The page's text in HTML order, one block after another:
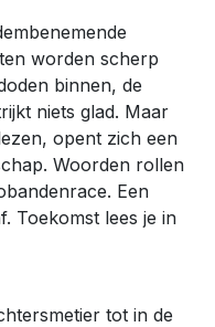
worden scherp
binnen, de
niets glad. Maar
opent zich een
Woorden rollen
Een
Toekomst lees je in
tot in de